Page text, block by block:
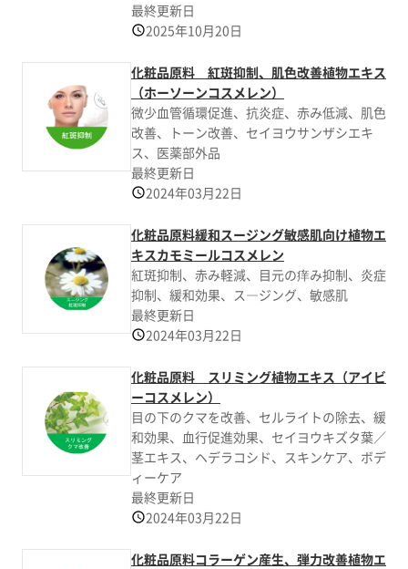
最終更新日
2025年10月20日
化粧品原料 紅斑抑制、肌色改善植物エキス
（ホーソーンコスメレン）
微少血管循環促進、抗炎症、赤み低減、肌色
改善、トーン改善、セイヨウサンザシエキ
ス、医薬部外品
最終更新日
2024年03月22日
化粧品原料緩和スージング敏感肌向け植物エ
キスカモミールコスメレン
紅斑抑制、赤み軽減、目元の痒み抑制、炎症
抑制、緩和効果、ス―ジング、敏感肌
最終更新日
2024年03月22日
化粧品原料 スリミング植物エキス（アイビ
ーコスメレン）
目の下のクマを改善、セルライトの除去、緩
和効果、血行促進効果、セイヨウキズタ葉／
茎エキス、ヘデラコシド、スキンケア、ボデ
ィーケア
最終更新日
2024年03月22日
化粧品原料コラーゲン産生、弾力改善植物エ